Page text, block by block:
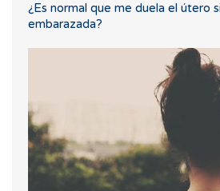
¿Es normal que me duela el útero
embarazada?